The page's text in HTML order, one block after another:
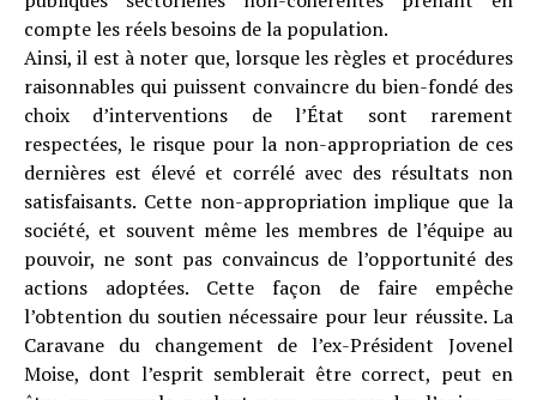
compte les réels besoins de la population.
Ainsi, il est à noter que, lorsque les règles et procédures
raisonnables qui puissent convaincre du bien-fondé des
choix d’interventions de l’État sont rarement
respectées, le risque pour la non-appropriation de ces
dernières est élevé et corrélé avec des résultats non
satisfaisants. Cette non-appropriation implique que la
société, et souvent même les membres de l’équipe au
pouvoir, ne sont pas convaincus de l’opportunité des
actions adoptées. Cette façon de faire empêche
l’obtention du soutien nécessaire pour leur réussite. La
Caravane du changement de l’ex-Président Jovenel
Moise, dont l’esprit semblerait être correct, peut en